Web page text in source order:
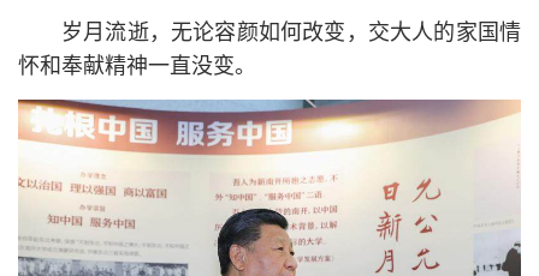
岁月流逝，无论容颜如何改变，交大人的家国情
怀和奉献精神一直没变。